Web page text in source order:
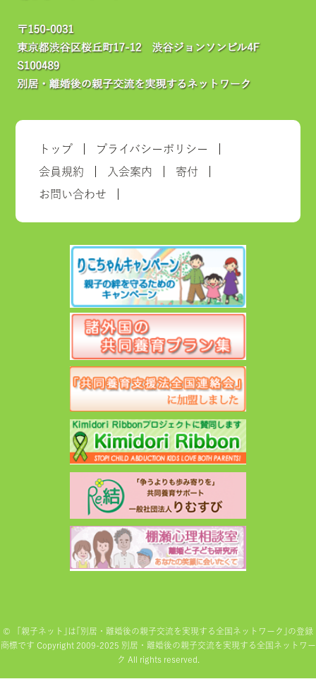
トップ プライバシーポリシー
会員規約 入会案内 寄付
お問い合わせ
© 「親子ネット｣は｢別居・離婚後の親子交流を実現する全国ネットワーク｣の登録
商標です Copyright 2009-2025 別居・離婚後の親子交流を実現する全国ネットワー
ク All rights reserved.